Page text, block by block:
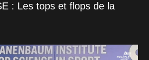
: Les tops et flops de la